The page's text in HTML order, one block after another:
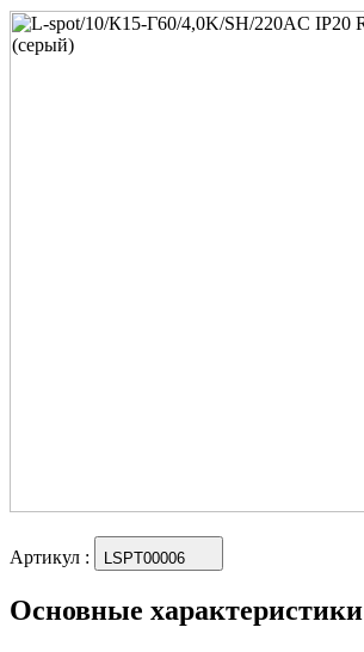
Артикул : LSPT00006
Основные характеристики